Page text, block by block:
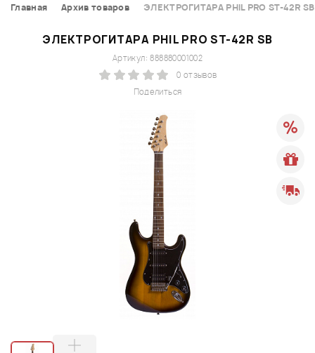
Главная Архив товаров ЭЛЕКТРОГИТАРА PHIL PRO ST-42R SB
ЭЛЕКТРОГИТАРА PHIL PRO ST-42R SB
Поделиться
Артикул: 888880001002
0 отзывов